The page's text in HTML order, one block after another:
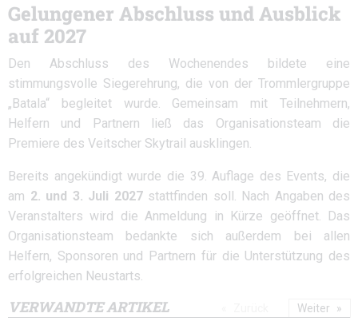
Gelungener Abschluss und Ausblick
auf 2027
Den Abschluss des Wochenendes bildete eine
stimmungsvolle Siegerehrung, die von der Trommlergruppe
„Batala“ begleitet wurde. Gemeinsam mit Teilnehmern,
Helfern und Partnern ließ das Organisationsteam die
Premiere des Veitscher Skytrail ausklingen.
Bereits angekündigt wurde die 39. Auflage des Events, die
am 2. und 3. Juli 2027stattfinden soll. Nach Angaben des
Veranstalters wird die Anmeldung in Kürze geöffnet. Das
Organisationsteam bedankte sich außerdem bei allen
Helfern, Sponsoren und Partnern für die Unterstützung des
erfolgreichen Neustarts.
VERWANDTE ARTIKEL Weiter